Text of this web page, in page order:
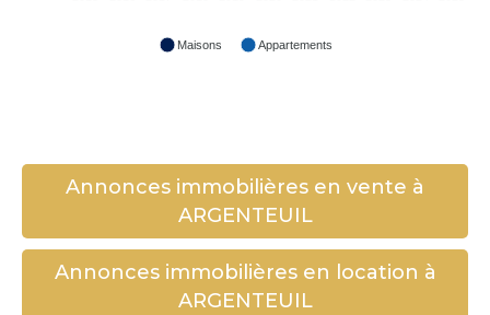
Maisons Appartements
Annonces immobilières en vente à
ARGENTEUIL
Annonces immobilières en location à
ARGENTEUIL